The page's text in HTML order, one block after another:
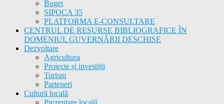
Buget
SIPOCA 35
PLATFORMA E-CONSULTARE
CENTRUL DE RESURSE BIBLIOGRAFICE ÎN
DOMENIUL GUVERNĂRII DESCHISE
Dezvoltare
Agricultura
Proiecte și investiții
Turism
Parteneri
Cultură locală